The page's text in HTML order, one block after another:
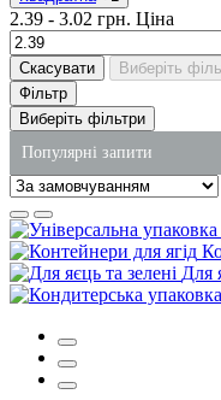
2.39 - 3.02 грн. Ціна
Скасувати
Виберіть
Фільтр
Виберіть фільтри
Популярні запити
інтернет-магазин
купити одноразові
крафт пакети оптом
упаковка під локшину
спінені лотки
Для